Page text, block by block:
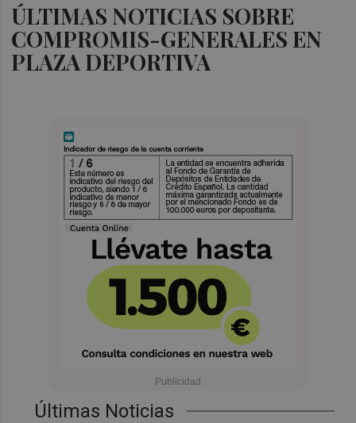
ÚLTIMAS NOTICIAS SOBRE
COMPROMIS-GENERALES EN
PLAZA DEPORTIVA
Últimas Noticias